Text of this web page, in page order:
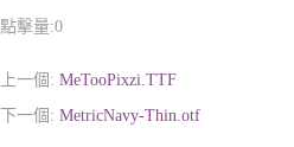
點擊量:0
上一個: MeTooPixzi.TTF
下一個: MetricNavy-Thin.otf